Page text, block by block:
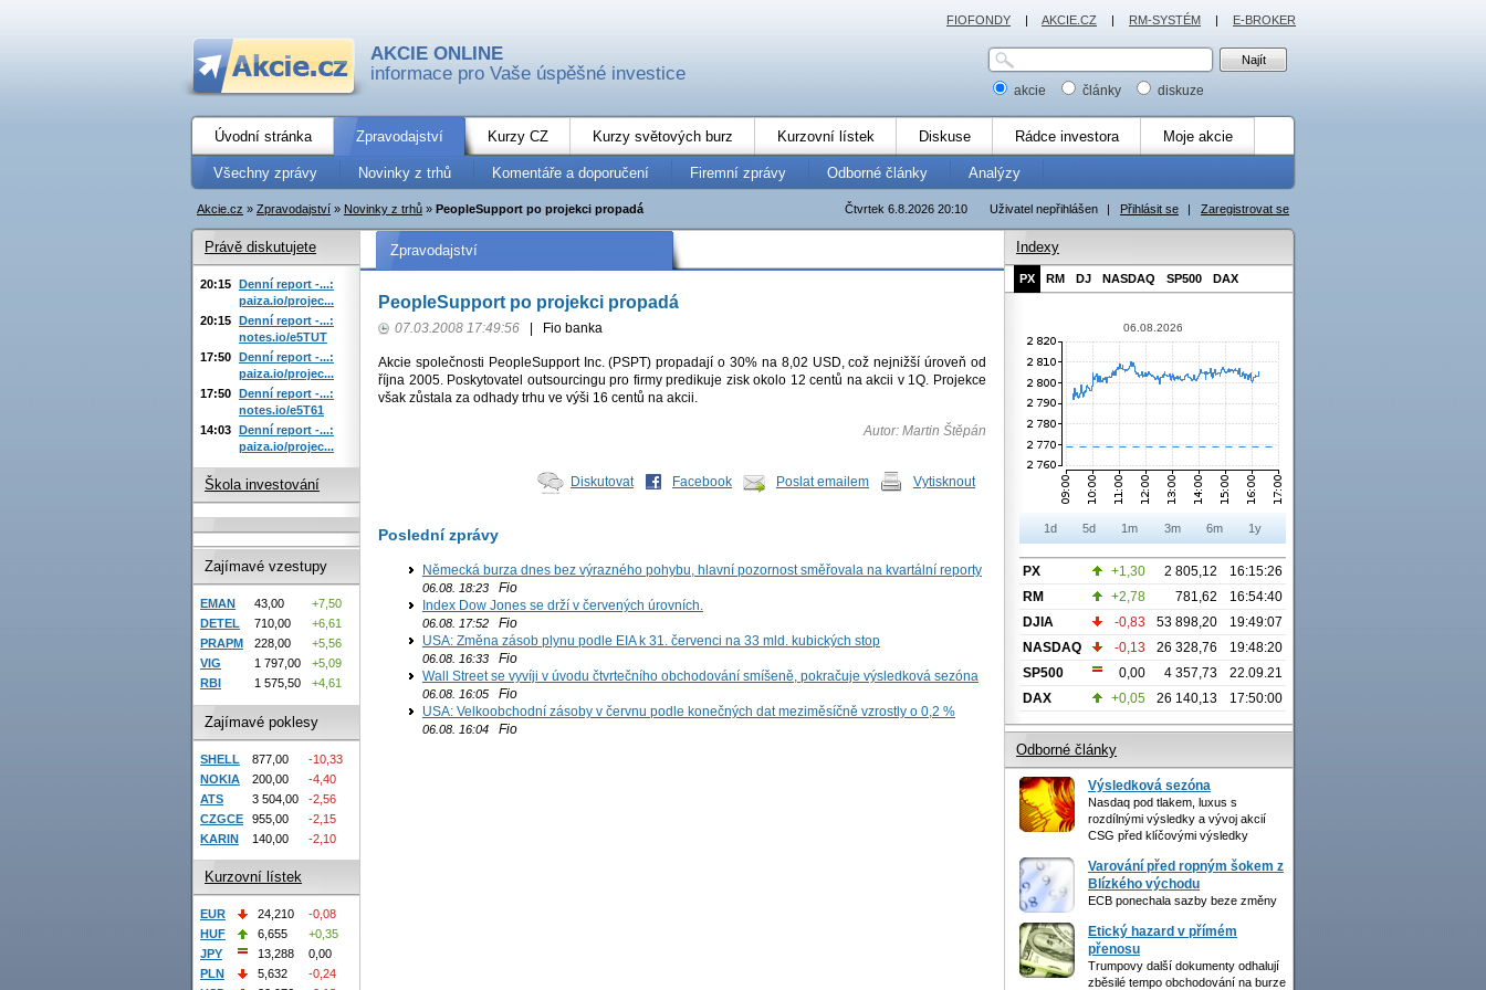
AKCIE ONLINE
informace pro Vaše úspěšné investice
akcie články diskuze
Úvodní stránka Zpravodajství Kurzy CZ Kurzy světových burz Kurzovní lístek Diskuse Rádce investora Moje akcie
Všechny zprávy Novinky z trhů Komentáře a doporučení Firemní zprávy Odborné články Analýzy
Uživatel nepřihlášen | Přihlásit se | Zaregistrovat se
Čtvrtek 6.8.2026 20:10
Akcie.cz » Zpravodajství » Novinky z trhů » PeopleSupport po projekci propadá
Zpravodajství
PeopleSupport po projekci propadá
07.03.2008 17:49:56 Fio banka
Akcie společnosti PeopleSupport Inc. (PSPT) propadají o 30% na 8,02 USD, což nejnižší úroveň od
října 2005. Poskytovatel outsourcingu pro firmy predikuje zisk okolo 12 centů na akcii v 1Q. Projekce
však zůstala za odhady trhu ve výši 16 centů na akcii.
Autor: Martin Štěpán
Diskutovat Facebook Poslat emailem Vytisknout
Poslední zprávy
Německá burza dnes bez výrazného pohybu, hlavní pozornost směřovala na kvartální reporty
06.08. 18:23 Fio
Index Dow Jones se drží v červených úrovních.
06.08. 17:52 Fio
USA: Změna zásob plynu podle EIA k 31. červenci na 33 mld. kubických stop
06.08. 16:33 Fio
Wall Street se vyvíji v úvodu čtvrtečního obchodování smíšeně, pokračuje výsledková sezóna
06.08. 16:05 Fio
USA: Velkoobchodní zásoby v červnu podle konečných dat meziměsíčně vzrostly o 0,2 %
06.08. 16:04 Fio
Právě diskutujete
20:15 Denní report -...:
paiza.io/projec...
20:15 Denní report -...:
notes.io/e5TUT
17:50 Denní report -...:
paiza.io/projec...
17:50 Denní report -...:
notes.io/e5T61
14:03 Denní report -...:
paiza.io/projec...
Škola investování
Zajímavé vzestupy
EMAN 43,00
+7,50
DETEL
710,00
+6,61
PRAPM
228,00
+5,56
VIG
1 797,00
+5,09
RBI
1 575,50 +4,61
Zajímavé poklesy
SHELL 877,00
-10,33
NOKIA
200,00
-4,40
ATS
3 504,00
-2,56
CZGCE
955,00
-2,15
KARIN
140,00 -2,10
Kurzovní lístek
EUR 24,210
-0,08
HUF
6,655
+0,35
JPY
13,288
0,00
PLN
5,632
-0,24
Indexy
PX RM DJ NASDAQ SP500 DAX
06.08.2026
1d 5d 1m 3m 6m 1y
PX +1,30 2 805,12
16:15:26
RM
+2,78 781,62
16:54:40
DJIA
-0,83 53 898,20
19:49:07
NASDAQ
-0,13 26 328,76
19:48:20
SP500
0,00 4 357,73
22.09.21
DAX
+0,05 26 140,13 17:50:00
Odborné články
Výsledková sezóna
Nasdaq pod tlakem, luxus s
rozdílnými výsledky a vývoj akcií
CSG před klíčovými výsledky
Varování před ropným šokem z
Blízkého východu
ECB ponechala sazby beze změny
Etický hazard v přímém
přenosu
Trumpovy další dokumenty odhalují
zběsilé tempo obchodování na burze
FIOFONDY | AKCIE.CZ | RM-SYSTÉM | E-BROKER